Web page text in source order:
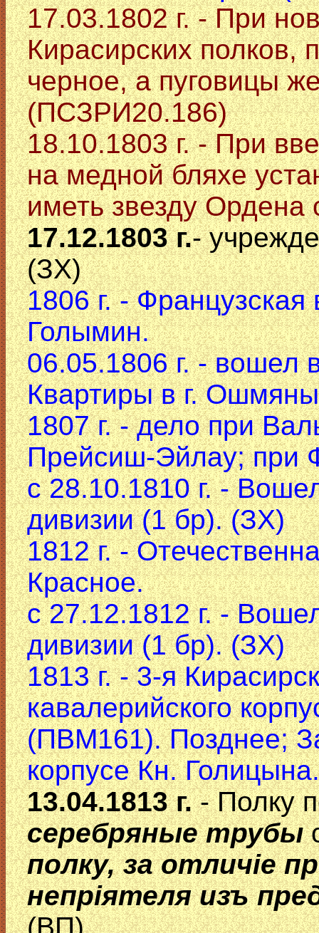
17.03.1802 г. - При
Кирасирских полков,
черное, а пуговицы
(ПСЗРИ20.186)
18.10.1803 г. - При
на медной бляхе
иметь звезду Ордена
17.12.1803 г.-
(ЗХ)
1806 г. -
Голымин.
06.05.1806 г. - вошел
Квартиры в г.
1807 г. - дело при
Прейсиш-Эйлау; при
с 28.10.1810 г. -
дивизии (1 бр). (ЗХ)
1812 г. -
Красное.
с 27.12.1812 г. -
дивизии (1 бр). (ЗХ)
1813 г. - 3-я
кавалерийского
(ПВМ161). Позднее;
корпусе Кн. Голицына.
13.04.1813 г.- Полку
серебряные трубы
полку, за отличiе
непрiятеля изъ